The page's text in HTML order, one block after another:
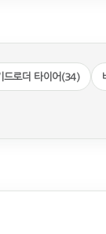
드로더 타이어(34)